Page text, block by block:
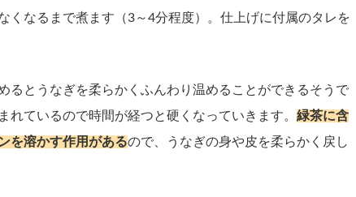
くなるまで煮ます（3～4分程度）。仕上げに付属のタレを
るとうなぎを柔らかくふんわり温めることができるそうで
れているので時間が経つと硬くなっていきます。 緑茶に含
を溶かす作用があるので、うなぎの身や皮を柔らかく戻し